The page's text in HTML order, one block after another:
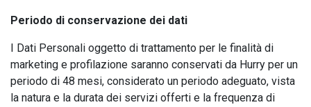
Periodo di conservazione dei dati
I Dati Personali oggetto di trattamento per le finalità di
marketing e profilazione saranno conservati da Hurry per un
periodo di 48 mesi, considerato un periodo adeguato, vista
la natura e la durata dei servizi offerti e la frequenza di